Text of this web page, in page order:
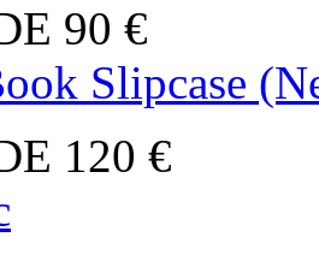
90 €
Slipcase
120 €